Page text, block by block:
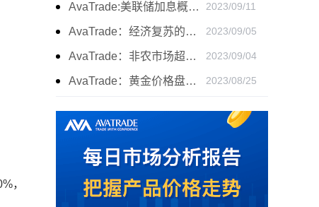
，
AvaTrade:美联储加息概率上升，黄金震荡短期压力 2023/09/11
AvaTrade：经济复苏的刺激下，黄金保持震荡继续走跌 2023/09/05
AvaTrade：非农市场超过预期，黄金价格震荡 2023/09/04
AvaTrade：黄金价格盘内开启窄幅慢跌行情 2023/08/25